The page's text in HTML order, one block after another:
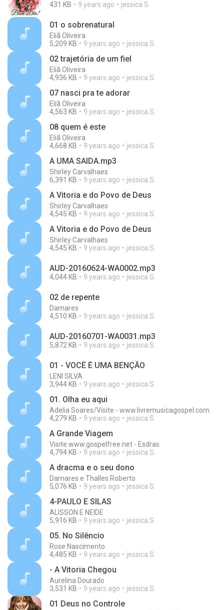
431 KB 9 years ago jessica S.
01 o sobrenatural
Eliã Oliveira
5,209 KB
9 years ago jessica S.
02 trajetória de um fiel
Eliã Oliveira
4,936 KB
9 years ago jessica S.
07 nasci pra te adorar
Eliã Oliveira
4,563 KB
9 years ago jessica S.
08 quem é este
Eliã Oliveira
4,668 KB
9 years ago jessica S.
A UMA SAIDA.mp3
Shirley Carvalhaes
6,391 KB
9 years ago jessica S.
A Vitoria e do Povo de Deus
Shirley Carvalhaes
4,545 KB
9 years ago jessica S.
A Vitoria e do Povo de Deus
Shirley Carvalhaes
4,545 KB
9 years ago jessica S.
AUD-20160624-WA0002.mp3
4,044 KB 9 years ago jessica S.
02 de repente
Damares
4,510 KB
9 years ago jessica S.
AUD-20160701-WA0031.mp3
5,872 KB 9 years ago jessica S.
01 - VOCÊ É UMA BENÇÃO
LENI SILVA
3,944 KB
9 years ago jessica S.
01. Olha eu aqui
Adelia Soares/Visite - www.livremusicagospel.com
4,279 KB
9 years ago jessica S.
A Grande Viagem
Visite www.gospelfree.net - Esdras
4,794 KB
9 years ago jessica S.
A dracma e o seu dono
Damares e Thalles Roberto
5,076 KB
9 years ago jessica S.
4-PAULO E SILAS
ALISSON E NEIDE
5,916 KB
9 years ago jessica S.
05. No Silêncio
Rose Nascimento
4,485 KB
9 years ago jessica S.
- A Vitoria Chegou
Aurelina Dourado
3,531 KB
9 years ago jessica S.
01 Deus no Controle